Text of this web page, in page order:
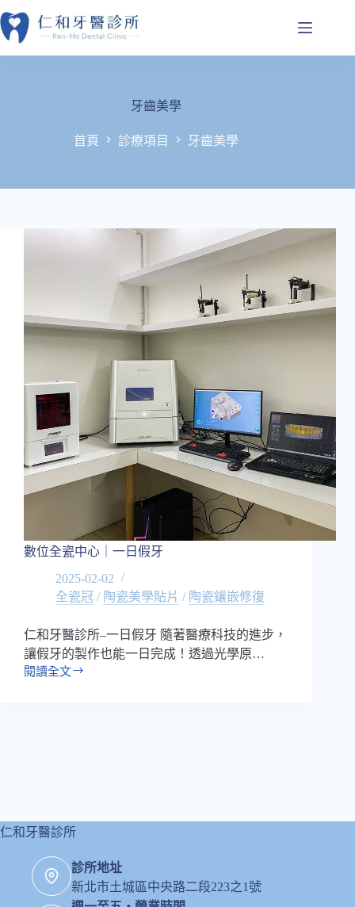
跳
至
牙齒美學
首頁 診療項目 牙齒美學
數位全瓷中心｜一日假牙
2025-02-02
全瓷冠 / 陶瓷美學貼片 / 陶瓷鑲嵌修復
仁和牙醫診所–一日假牙 隨著醫療科技的進步，
讓假牙的製作也能一日完成！透過光學原…
閱讀全文
數
假
仁和牙醫診所
診所地址
新北市土城區中央路二段223之1號